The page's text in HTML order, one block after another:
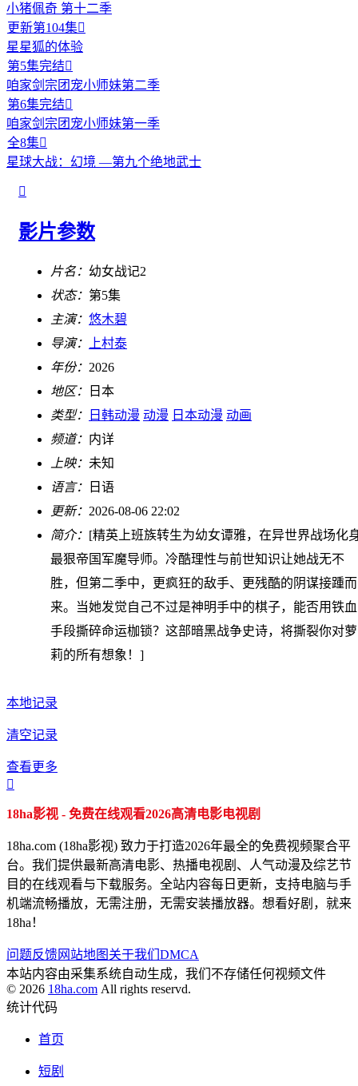
小猪佩奇 第十二季
更新第104集
星星狐的体验
第5集完结
咱家剑宗团宠小师妹第二季
第6集完结
咱家剑宗团宠小师妹第一季
全8集
星球大战：幻境 —第九个绝地武士

影片参数
片名： 幼女战记2
状态： 第5集
主演： 悠木碧
导演：
上村泰
年份： 2026
地区：
日本
类型：
日韩动漫 动漫 日本动漫 动画
频道： 内详
上映： 未知
语言：
日语
更新： 2026-08-06 22:02
简介： [精英上班族转生为幼女谭雅，在异世界战场化
最狠帝国军魔导师。冷酷理性与前世知识让她战无不
胜，但第二季中，更疯狂的敌手、更残酷的阴谋接踵而
来。当她发觉自己不过是神明手中的棋子，能否用铁血
手段撕碎命运枷锁？这部暗黑战争史诗，将撕裂你对萝
莉的所有想象！]
本地记录
清空记录
查看更多

18ha影视 - 免费在线观看2026高清电影电视剧
18ha.com (18ha影视) 致力于打造2026年最全的免费视频聚合平
台。我们提供最新高清电影、热播电视剧、人气动漫及综艺节
目的在线观看与下载服务。全站内容每日更新，支持电脑与手
机端流畅播放，无需注册，无需安装播放器。想看好剧，就来
18ha！
问题反馈网站地图 关于我们 DMCA
本站内容由采集系统自动生成，我们不存储任何视频文件
© 2026 18ha.com All rights reservd.
统计代码
首页
短剧